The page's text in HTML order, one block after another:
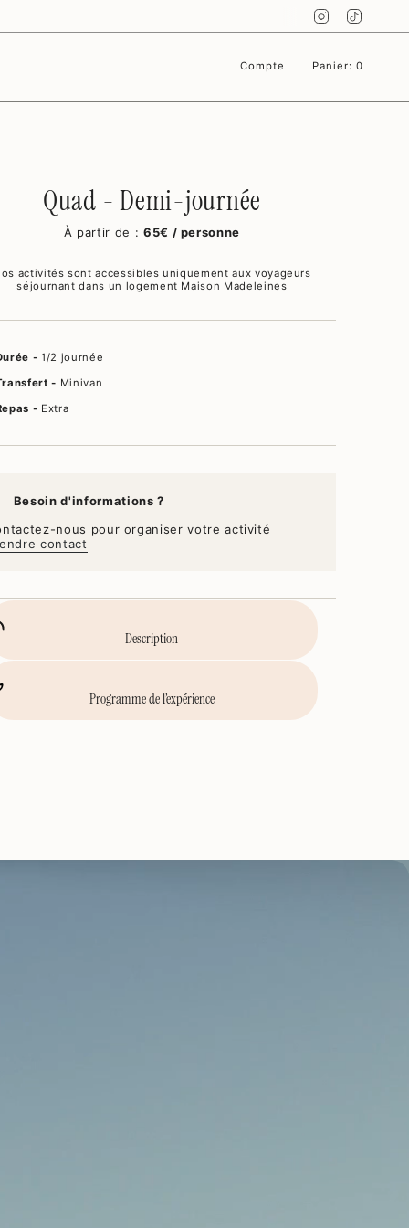
Instagram
Compte Panier 0
Quad - Demi-journée
À partir de : 65€ / personne
activités sont accessibles uniquement aux voyageurs
séjournant dans un logement Maison Madeleines
-1/2 journée
- Minivan
- Extra
Besoin d'informations ?
nous pour organiser votre activité
contact
Description
Programme de l’expérience